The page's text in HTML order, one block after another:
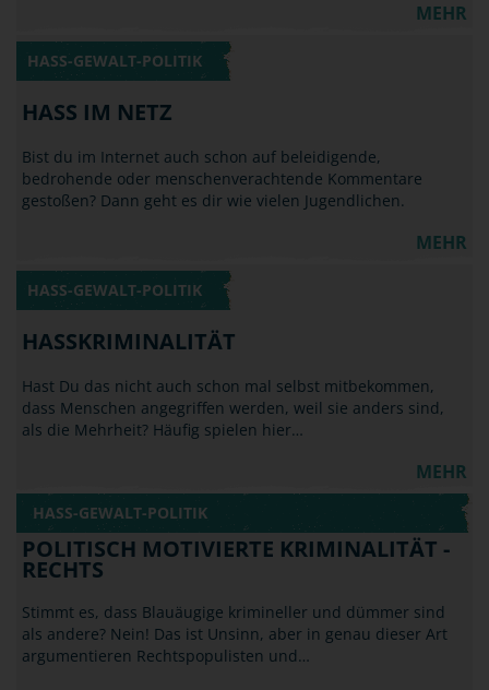
MEHR
HASS-GEWALT-POLITIK
HASS IM NETZ
Bist du im Internet auch schon auf beleidigende,
bedrohende oder menschenverachtende Kommentare
gestoßen? Dann geht es dir wie vielen Jugendlichen.
MEHR
HASS-GEWALT-POLITIK
HASSKRIMINALITÄT
Hast Du das nicht auch schon mal selbst mitbekommen,
dass Menschen angegriffen werden, weil sie anders sind,
als die Mehrheit? Häufig spielen hier…
MEHR
HASS-GEWALT-POLITIK
POLITISCH MOTIVIERTE KRIMINALITÄT -
RECHTS
Stimmt es, dass Blauäugige krimineller und dümmer sind
als andere? Nein! Das ist Unsinn, aber in genau dieser Art
argumentieren Rechtspopulisten und…